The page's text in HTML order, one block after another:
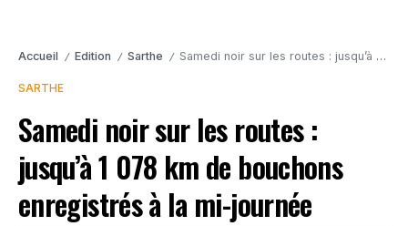
Accueil / Edition / Sarthe / Samedi noir sur les routes : jusqu’à 1 078 km de bouchons enregistrés à la mi-journée
SARTHE
Samedi noir sur les routes :
jusqu’à 1 078 km de bouchons
enregistrés à la mi-journée